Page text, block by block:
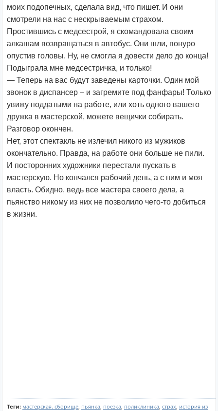
моих подопечных, сделала вид, что пишет. И они
смотрели на нас с нескрываемым страхом.
Простившись с медсестрой, я скомандовала своим
алкашам возвращаться в автобус. Они шли, понуро
опустив головы. Ну, не смогла я довести дело до конца!
Подыграла мне медсестричка, и только!
— Теперь на вас будут заведены карточки. Один мой
звонок в диспансер – и загремите под фанфары! Только
увижу поддатыми на работе, или хоть одного вашего
дружка в мастерской, можете вещички собирать.
Разговор окончен.
Нет, этот спектакль не излечил никого из мужиков
окончательно. Правда, на работе они больше не пили.
И посторонних художники перестали пускать в
мастерскую. Но кончался рабочий день, а с ним и моя
власть. Обидно, ведь все мастера своего дела, а
пьянство никому из них не позволило чего-то добиться
в жизни.
Теги: мастерская. сборище, пьянка, поезка, поликлиника, страх, история из